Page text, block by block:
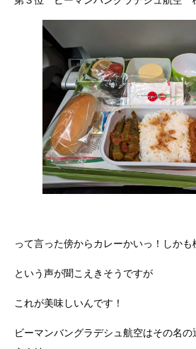
って言った傍からカレーかいっ！しかも
という声が聞こえきそうですが
これが美味しいんです！
ビーマンバングラデシュ航空はその名